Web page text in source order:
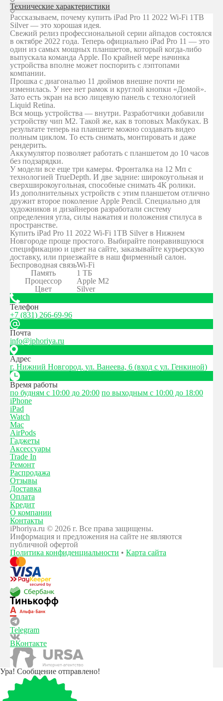
Технические характеристики
Рассказываем, почему купить iPad Pro 11 2022 Wi-Fi 1TB
Silver — это хорошая идея.
Свежий релиз профессиональной серии айпадов состоялся
в октябре 2022 года. Теперь официально iPad Pro 11 — это
один из самых мощных планшетов, который когда-либо
выпускала команда Apple. По крайней мере начинка
устройства вполне может поспорить с лэптопами
компании.
Прошка с диагональю 11 дюймов внешне почти не
изменилась. У нее нет рамок и круглой кнопки «Домой».
Зато есть экран на всю лицевую панель с технологией
Liquid Retina.
Вся мощь устройства — внутри. Разработчики добавили
устройству чип М2. Такой же, как в топовых Макбуках. В
результате теперь на планшете можно создавать видео
полным циклом. То есть снимать, монтировать и даже
рендерить.
Аккумулятор позволяет работать с планшетом до 10 часов
без подзарядки.
У модели все еще три камеры. Фронталка на 12 Мп с
технологией TrueDepth. И две задние: широкоугольная и
сверхширокоугольная, способные снимать 4К ролики.
Из дополнительных устройств с этим планшетом отлично
дружит второе поколение Apple Pencil. Специально для
художников и дизайнеров разработали систему
определения угла, силы нажатия и положения стилуса в
пространстве.
Купить iPad Pro 11 2022 Wi-Fi 1TB Silver в Нижнем
Новгороде проще простого. Выбирайте понравившуюся
спецификацию и цвет на сайте, заказывайте курьерскую
доставку, или приезжайте в наш фирменный салон.
Беспроводная связьWi-Fi
Память
1 ТБ
Процессор
Apple M2
Цвет
Silver
Телефон
+7 (831) 266-69-96
Почта
info@iphoriya.ru
Адрес
г. Нижний Новгород, ул. Ванеева, 6 (вход с ул. Генкиной)
Время работы
по будням с 10:00 до 20:00 по выходным с 10:00 до 18:00
iPhone
iPad
Watch
Mac
AirPods
Гаджеты
Аксессуары
Trade In
Ремонт
Распродажа
Отзывы
Доставка
Оплата
Кредит
О компании
Контакты
iPhoriya.ru © 2026 г. Все права защищены.
Информация и предложения на сайте не являются
публичной офертой
Политика конфиденциальности • Карта сайта
Telegram
ВКонтакте
Ура! Сообщение отправлено!